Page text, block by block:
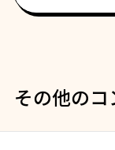
その他の